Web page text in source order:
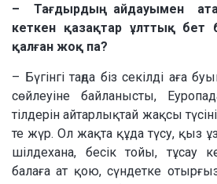
– Тағдырдың айдауымен
кеткен қазақтар ұлттық бет
қалған жоқ па?
– Бүгінгі таңда біз секілді аға
сөйлеуіне байланысты,
тілдерін айтарлықтай жақсы
те жүр. Ол жақта құда түсу, қыз
шілдехана, бесік тойы, тұсау
балаға ат қою, сүндетке